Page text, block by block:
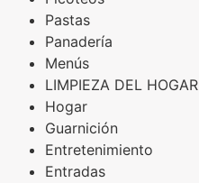
Pastas
Panadería
Menús
LIMPIEZA DEL HOGAR
Hogar
Guarnición
Entretenimiento
Entradas